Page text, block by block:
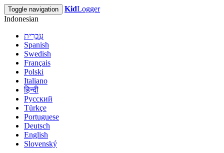
Toggle navigation KidLogger
Indonesian
עִבְרִית
Spanish
Swedish
Français
Polski
Italiano
हिन्दी
Русский
Türkçe
Portuguese
Deutsch
English
Slovenský